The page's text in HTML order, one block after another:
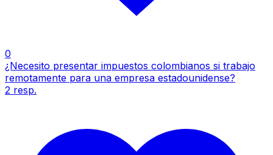
0
¿Necesito presentar impuestos colombianos si trabajo
remotamente para una empresa estadounidense?
2 resp.